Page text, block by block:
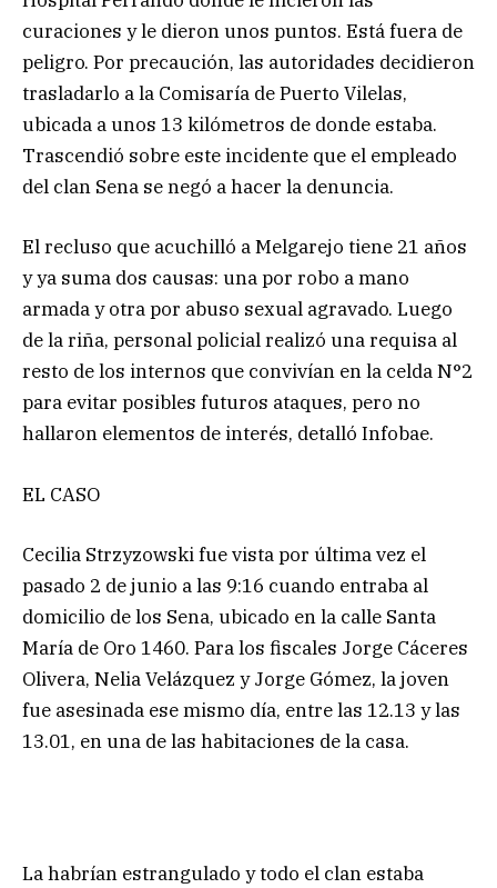
curaciones y le dieron unos puntos. Está fuera de
peligro. Por precaución, las autoridades decidieron
trasladarlo a la Comisaría de Puerto Vilelas,
ubicada a unos 13 kilómetros de donde estaba.
Trascendió sobre este incidente que el empleado
del clan Sena se negó a hacer la denuncia.
El recluso que acuchilló a Melgarejo tiene 21 años
y ya suma dos causas: una por robo a mano
armada y otra por abuso sexual agravado. Luego
de la riña, personal policial realizó una requisa al
resto de los internos que convivían en la celda N°2
para evitar posibles futuros ataques, pero no
hallaron elementos de interés, detalló Infobae.
EL CASO
Cecilia Strzyzowski fue vista por última vez el
pasado 2 de junio a las 9:16 cuando entraba al
domicilio de los Sena, ubicado en la calle Santa
María de Oro 1460. Para los fiscales Jorge Cáceres
Olivera, Nelia Velázquez y Jorge Gómez, la joven
fue asesinada ese mismo día, entre las 12.13 y las
13.01, en una de las habitaciones de la casa.
La habrían estrangulado y todo el clan estaba